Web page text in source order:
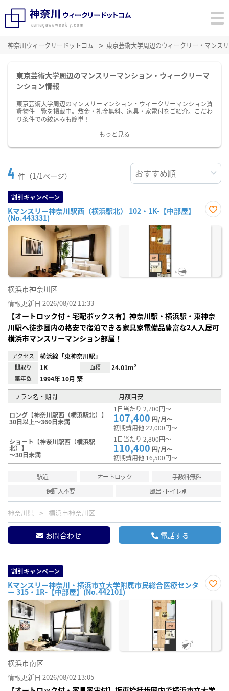
神奈川ウィークリードットコム 東京芸術大学周辺のウィークリー・マンス
東京芸術大学周辺のマンスリーマンション・ウィークリーマ
ンション情報
東京芸術大学周辺のマンスリーマンション・ウィークリーマンション賃
貸物件一覧を掲載中。敷金・礼金無料、家具・家電付をご紹介。こだわ
り条件での絞込みも簡単！
もっと見る
4 件（1/1ページ）
割引キャンペーン
Kマンスリー神奈川駅西（横浜駅北） 102・1K-【中部屋】
(No.443331)
に入
横浜市神奈川区
情報更新日 2026/08/02 11:33
【オートロック付・宅配ボックス有】神奈川駅・横浜駅・東神奈
川駅へ徒歩圏内の格安で宿泊できる家具家電備品豊富な2人入居可
横浜市マンスリーマンション部屋！
アクセス 横浜線「東神奈川駅」
間取り 1K 面積 24.01m²
築年数 1994年 10月 築
プラン名・期間 月額目安
ロング【神奈川駅西（横浜駅北）】
30日以上～360日未満
1日当たり 2,700円～
107,400 円/月～
初期費用他 22,000円～
ショート【神奈川駅西（横浜駅
北）】
～30日未満
1日当たり 2,800円～
110,400 円/月～
初期費用他 16,500円～
駅近 オートロック
手数料無料
保証人不要
風呂･トイレ別
神奈川県 横浜市神奈川区
お問合わせ 電話する
割引キャンペーン
Kマンスリー神奈川・横浜市立大学附属市民総合医療センタ
ー 315・1R-【中部屋】(No.442101)
に入
横浜市南区
情報更新日 2026/08/02 13:05